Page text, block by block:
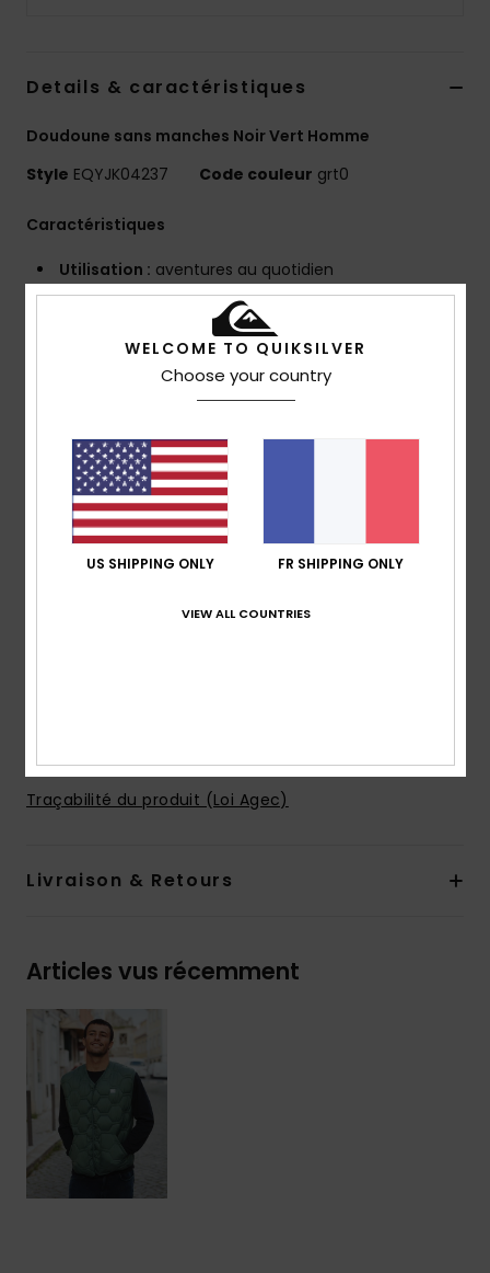
Details & caractéristiques
Doudoune sans manches Noir Vert Homme
Style EQYJK04237 Code couleur grt0
Caractéristiques
Utilisation : aventures au quotidien
AVANTAGES
Technologie Quiksilver DryFlight®
Indice WarmFlight® : 2/3
Poids du garnissage :300 g/m²
80 % nylon recyclé pré-consommation et polyester
recyclé
Traitement hydrofuge sans PFC
Matière :nylon recyclé [40 g/m2]
Caractéristiques :
Coupe :Regular
Traçabilité du produit (Loi Agec)
Livraison & Retours
Articles vus récemment
WELCOME TO QUIKSILVER
Choose your country
US SHIPPING ONLY FR SHIPPING ONLY
VIEW ALL COUNTRIES